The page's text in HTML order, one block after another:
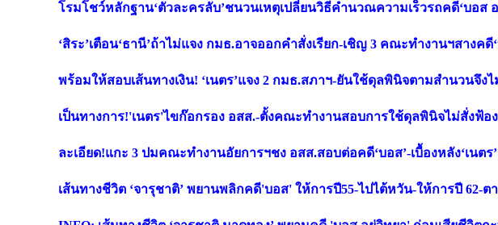
โรมโชว์หลักฐาน‘ตัวละครลับ’ชนวนเหตุเปลี่ยนวิธีคำนวณความเร็วรถคดี‘บอส อ
‘สิระ’เตือน‘ธานี’ถ้าไม่แจง กมธ.อาจออกคำสั่งเรียก-เชิญ 3 คณะทำงานฯสางคดี
พร้อมให้สอบเส้นทางเงิน! ‘เนตร’แจง 2 กมธ.สภาฯ-ยันใช้ดุลพินิจตามสำนวนจึงไ
เป็นทางการ!'เนตร'ไขก๊อกรอง อสส.-ตั้งคณะทำงานสอบการใช้ดุลพินิจไม่สั่งฟ้อ
ละเอียด!แกะ 3 ปมคณะทำงานอัยการฯชง อสส.สอบต่อคดี‘บอส’-เบื้องหลัง‘เนตร
เส้นทางชีวิต ‘จารุชาติ’ พยานพลิกคดี'บอส' ให้การปี55-ไปไต้หวัน-ให้การปี 62-ต